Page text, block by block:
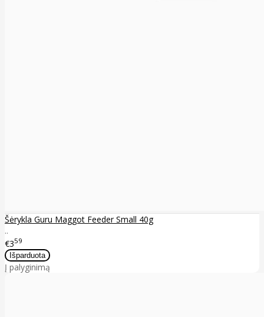
Šėrykla Guru Maggot Feeder Small 40g
..
€359
Į palyginimą